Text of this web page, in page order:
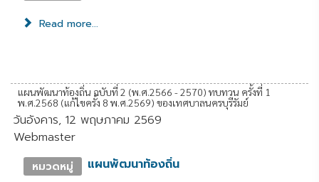
Read more...
แผนพัฒนาท้องถิ่น ฉบับที่ 2 (พ.ศ.2566 - 2570) ทบทวน ครั้งที่ 1
พ.ศ.2568 (แก้ไขครั้ง 8 พ.ศ.2569) ของเทศบาลนครบุรีรัมย์
วันอังคาร, 12 พฤษภาคม 2569
Webmaster
หมวดหมู่ แผนพัฒนาท้องถิ่น